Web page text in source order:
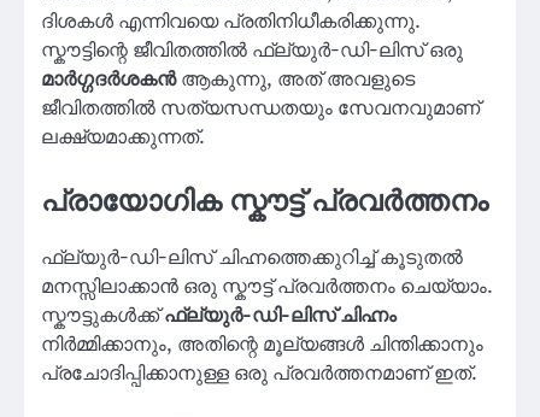
ദിശകൾ എന്നിവയെ പ്രതിനിധീകരിക്കുന്നു.
സ്കൗട്ടിന്റെ ജീവിതത്തിൽ ഫ്ല്യുർ-ഡി-ലിസ് ഒരു
മാർഗ്ഗദർശകൻആകുന്നു, അത് അവളുടെ
ജീവിതത്തിൽ സത്യസന്ധതയും സേവനവുമാണ്
ലക്ഷ്യമാക്കുന്നത്.
പ്രായോഗിക സ്കൗട്ട് പ്രവർത്തനം
ഫ്ല്യുർ-ഡി-ലിസ് ചിഹ്നത്തെക്കുറിച്ച് കൂടുതൽ
മനസ്സിലാക്കാൻ ഒരു സ്കൗട്ട് പ്രവർത്തനം ചെയ്യാം.
സ്കൗട്ടുകൾക്ക്ഫ്ല്യുർ-ഡി-ലിസ് ചിഹ്നം
നിർമ്മിക്കാനും, അതിന്റെ മൂല്യങ്ങൾ ചിന്തിക്കാനും
പ്രചോദിപ്പിക്കാനുള്ള ഒരു പ്രവർത്തനമാണ് ഇത്.